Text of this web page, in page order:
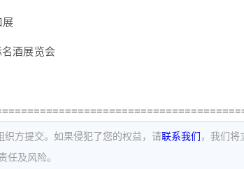
酒展览会
方提交。如果侵犯了您的权益，请联系我们 ，我们将
任及风险。